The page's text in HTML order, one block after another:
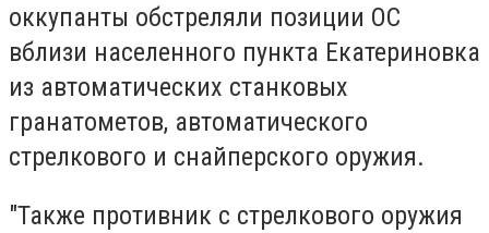
оккупанты обстреляли позиции ОС
вблизи населенного пункта Екатериновка
из автоматических станковых
гранатометов, автоматического
стрелкового и снайперского оружия.
"Также противник с стрелкового оружия